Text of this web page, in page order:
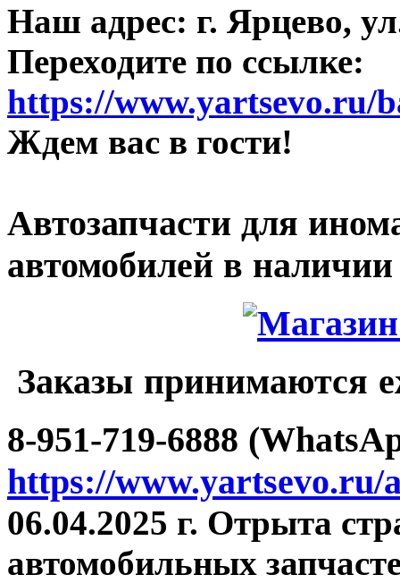
Наш адрес: г. Ярцево,
Переходите по ссылке:
https://www.yartsevo.ru/
Ждем вас в гости!
Автозапчасти для
автомобилей в наличии
Заказы принимаются
8-951-719-6888
https://www.yartsevo.ru/
06.04.2025 г. Отрыта
автомобильных